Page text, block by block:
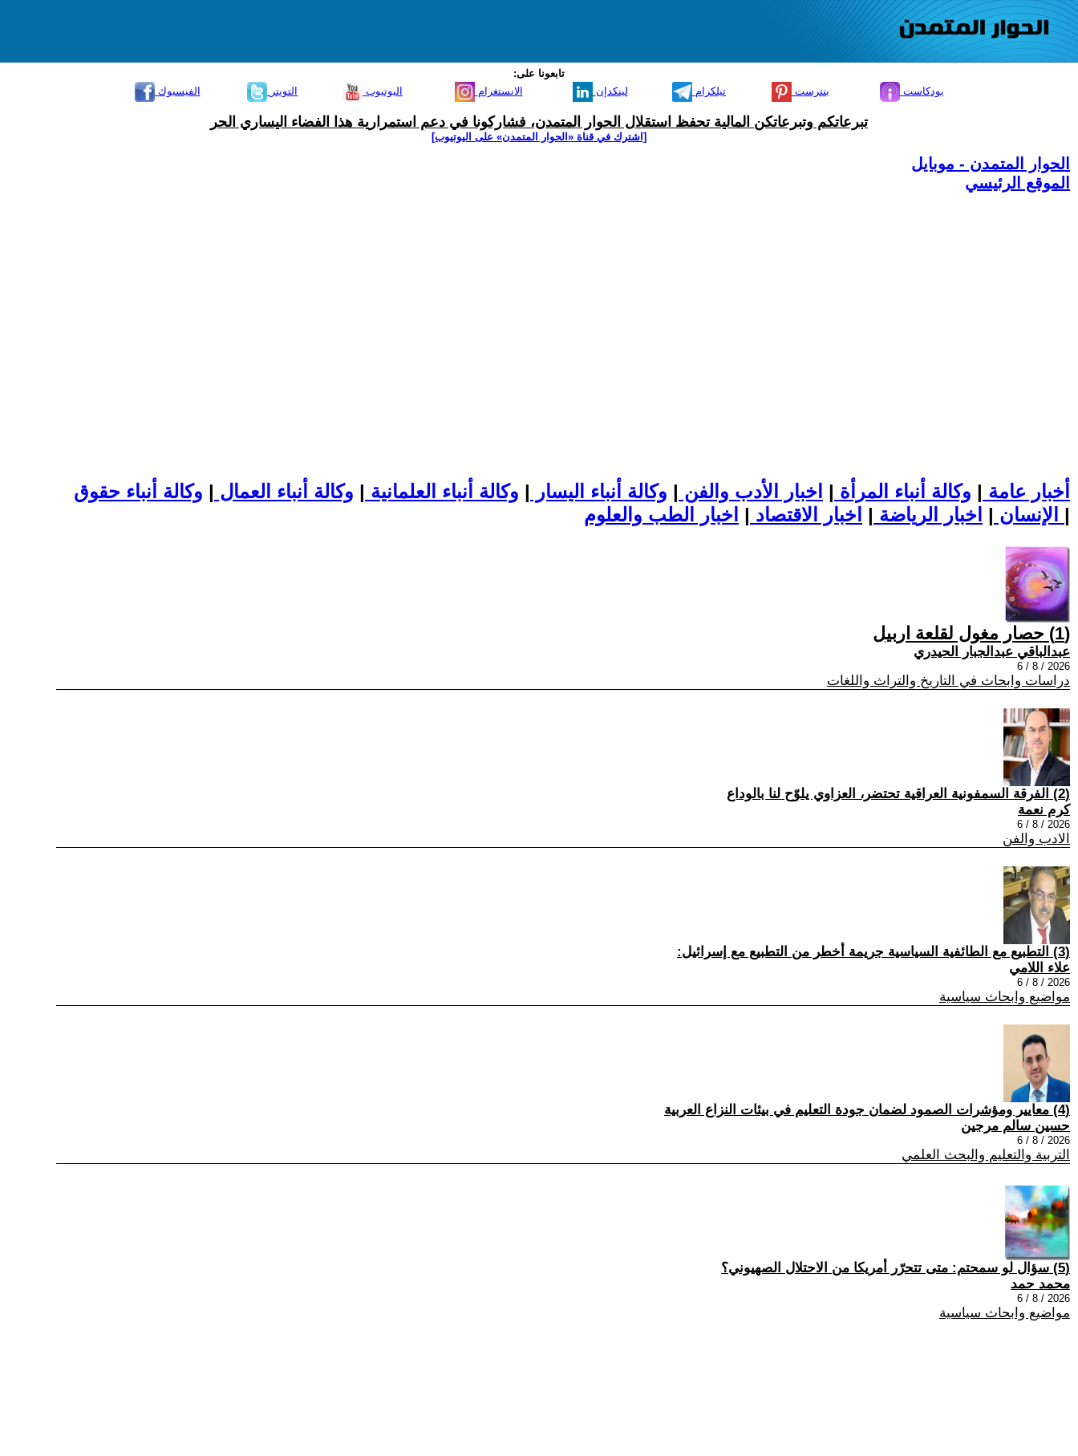
تابعونا على:
الفيسبوك
التويتر اليوتيوب الانستغرام لينكدإن تيلكرام بنترست بودكاست
تبرعاتكم وتبرعاتكن المالية تحفظ استقلال الحوار المتمدن، فشاركونا في دعم استمرارية هذا الفضاء اليساري الحر
[اشترك في قناة ‫«الحوار المتمدن» على اليوتيوب]
الحوار المتمدن - موبايل
الموقع الرئيسي
أخبار عامة | وكالة أنباء المرأة | اخبار الأدب والفن | وكالة أنباء اليسار | وكالة أنباء العلمانية | وكالة أنباء العمال | وكالة أنباء حقوق
الإنسان | اخبار الرياضة | اخبار الاقتصاد | |
(1) حصار مغول لقلعة اربيل
عبدالباقي عبدالجبار الحيدري
2026 / 8 / 6
دراسات وابحاث في التاريخ والتراث واللغات
(2) الفرقة السمفونية العراقية تحتضر، العزاوي يلوّح لنا بالوداع
كرم نعمة
2026 / 8 / 6
الادب والفن
(3) التطبيع مع الطائفية السياسية جريمة أخطر من التطبيع مع إسرائيل:
علاء اللامي
2026 / 8 / 6
مواضيع وابحاث سياسية
(4) معايير ومؤشرات الصمود لضمان جودة التعليم في بيئات النزاع العربية
حسين سالم مرجين
2026 / 8 / 6
التربية والتعليم والبحث العلمي
(5) سؤال لو سمحتم: متى تتحرّر أمريكا من الاحتلال الصهيوني؟
محمد حمد
2026 / 8 / 6
مواضيع وابحاث سياسية